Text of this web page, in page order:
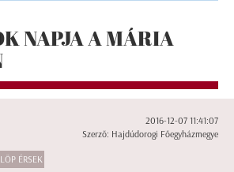
NAPJA A MÁRIA
2016-12-07 11:41:07
Szerző: Hajdúdorogi Főegyházmegye
ÉRSEK